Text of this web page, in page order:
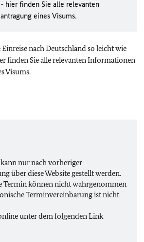
hier finden Sie alle relevanten
eines Visums.
nach Deutschland so leicht wie
finden Sie alle relevanten Informationen
Visums.
nur nach vorheriger
über diese Website gestellt werden.
Termin können nicht wahrgenommen
Terminvereinbarung ist nicht
unter dem folgenden Link